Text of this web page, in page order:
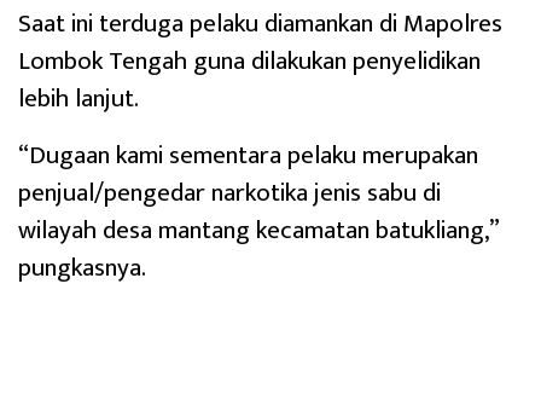
Saat ini terduga pelaku diamankan di Mapolres
Lombok Tengah guna dilakukan penyelidikan
lebih lanjut.
“Dugaan kami sementara pelaku merupakan
penjual/pengedar narkotika jenis sabu di
wilayah desa mantang kecamatan batukliang,”
pungkasnya.